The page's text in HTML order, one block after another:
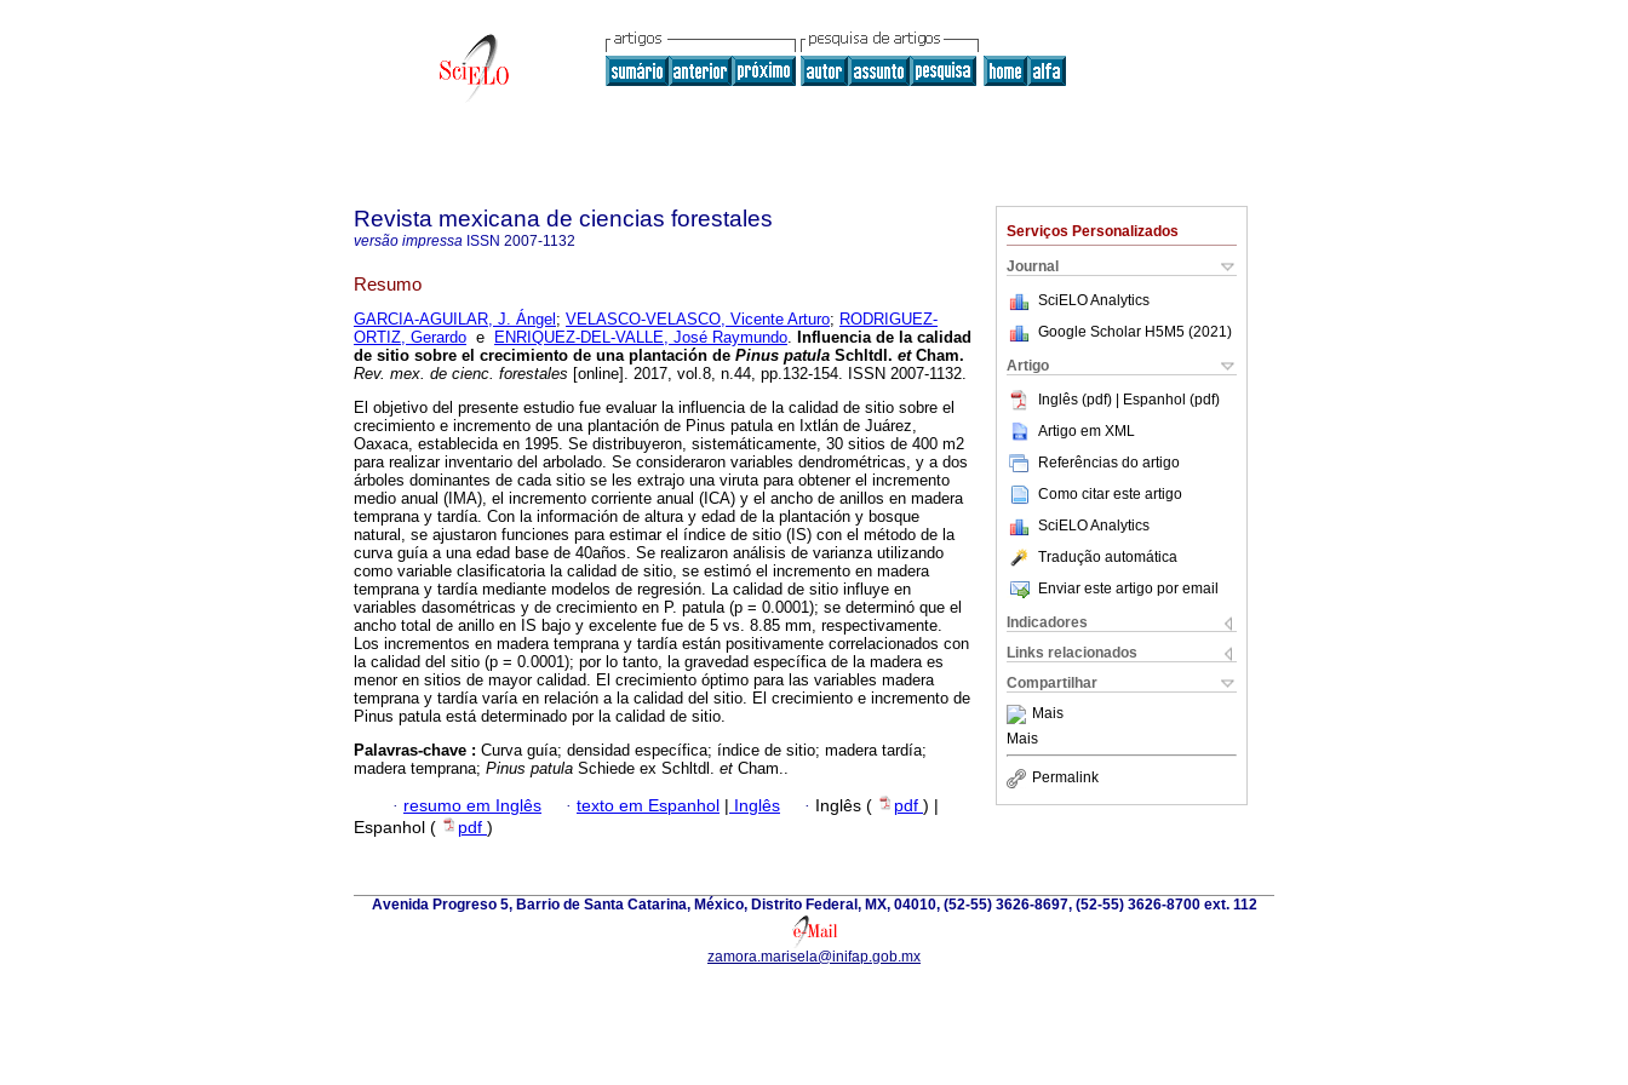
Serviços Personalizados
Journal
SciELO Analytics
Google Scholar H5M5 (2021 )
Artigo
Inglês (pdf) | Espanhol (pdf)
Artigo em XML
Referências do artigo
Como citar este artigo
SciELO Analytics
Tradução automática
Enviar este artigo por email
Indicadores
Links relacionados
Compartilhar
Mais
Mais
Permalink
Revista mexicana de ciencias forestales
versão impressa ISSN 2007-1132
Resumo
GARCIA-AGUILAR, J. Ángel ; VELASCO-VELASCO, Vicente Arturo; RODRIGUEZ-
ORTIZ, Gerardo e ENRIQUEZ-DEL-VALLE, José Raymundo. Influencia de la calidad
de sitio sobre el crecimiento de una plantación de Pinus patula Schltdl. etCham.
Rev. mex. de cienc. forestales [online]. 2017, vol.8, n.44, pp.132-154. ISSN 2007-1132.
El objetivo del presente estudio fue evaluar la influencia de la calidad de sitio sobre el
crecimiento e incremento de una plantación de Pinus patula en Ixtlán de Juárez,
Oaxaca, establecida en 1995. Se distribuyeron, sistemáticamente, 30 sitios de 400 m2
para realizar inventario del arbolado. Se consideraron variables dendrométricas, y a dos
árboles dominantes de cada sitio se les extrajo una viruta para obtener el incremento
medio anual (IMA), el incremento corriente anual (ICA) y el ancho de anillos en madera
temprana y tardía. Con la información de altura y edad de la plantación y bosque
natural, se ajustaron funciones para estimar el índice de sitio (IS) con el método de la
curva guía a una edad base de 40años. Se realizaron análisis de varianza utilizando
como variable clasificatoria la calidad de sitio, se estimó el incremento en madera
temprana y tardía mediante modelos de regresión. La calidad de sitio influye en
variables dasométricas y de crecimiento en P. patula (p = 0.0001); se determinó que el
ancho total de anillo en IS bajo y excelente fue de 5 vs. 8.85 mm, respectivamente.
Los incrementos en madera temprana y tardía están positivamente correlacionados con
la calidad del sitio (p = 0.0001); por lo tanto, la gravedad específica de la madera es
menor en sitios de mayor calidad. El crecimiento óptimo para las variables madera
temprana y tardía varía en relación a la calidad del sitio. El crecimiento e incremento de
Pinus patula está determinado por la calidad de sitio.
Palavras-chave : Curva guía; densidad específica; índice de sitio; madera tardía;
madera temprana; Pinus patula Schiede ex Schltdl. et Cham..
· resumo em Inglês · texto em Espanhol | Inglês · Inglês ( pdf ) |
Espanhol (
pdf )
Avenida Progreso 5, Barrio de Santa Catarina, México, Distrito Federal, MX, 04010, (52-55) 3626-8697, (52-55) 3626-8700 ext. 112
zamora.marisela@inifap.gob.mx